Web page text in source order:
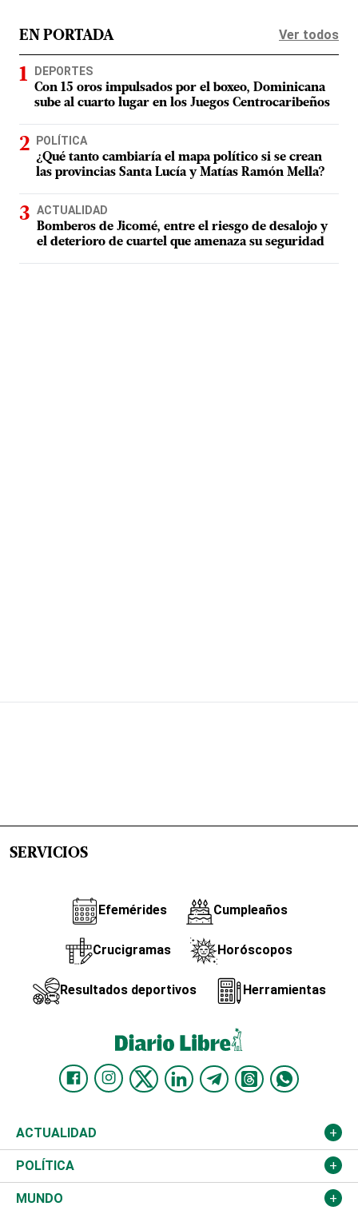
EN PORTADA Ver todos
DEPORTES
Con 15 oros impulsados por el boxeo, Dominicana
sube al cuarto lugar en los Juegos Centrocaribeños
POLÍTICA
¿Qué tanto cambiaría el mapa político si se crean
las provincias Santa Lucía y Matías Ramón Mella?
ACTUALIDAD
Bomberos de Jicomé, entre el riesgo de desalojo y
el deterioro de cuartel que amenaza su seguridad
SERVICIOS
Efemérides Cumpleaños
Crucigramas Horóscopos
Resultados deportivos Herramientas
ACTUALIDAD
Nacional
Ciudad
POLÍTICA
Partidos
MUNDO